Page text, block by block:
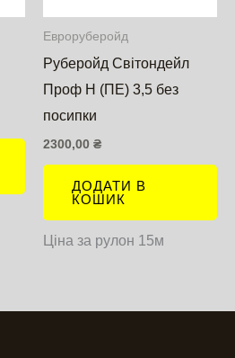
Евроруберойд
Руберойд Світондейл
Проф Н (ПЕ) 3,5 без
посипки
2300,00 ₴
ДОДАТИ В
КОШИК
Ціна за рулон 15м